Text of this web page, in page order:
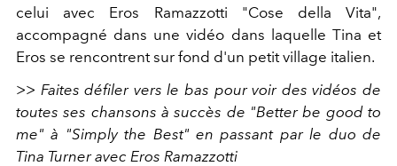
celui avec Eros Ramazzotti "Cose della Vita",
accompagné dans une vidéo dans laquelle Tina et
Eros se rencontrent sur fond d'un petit village italien.
>> Faites défiler vers le bas pour voir des vidéos de
toutes ses chansons à succès de "Better be good to
me" à "Simply the Best" en passant par le duo de
Tina Turner avec Eros Ramazzotti